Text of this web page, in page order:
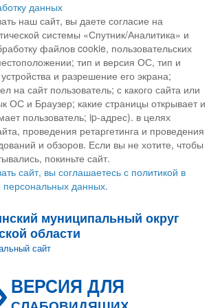
данных
наш сайт, вы даете согласие на
системы «Спутник/Аналитика» и
файлов cookie, пользовательских
тип и версия ОС, тип и
и разрешение его экрана;
на сайт пользователь; с какого сайта или
ОС и Браузер; какие страницы открывает и
пользователь; ip-адрес). в целях
проведения ретаргетинга и проведения
и обзоров. Если вы не хотите, чтобы
покиньте сайт.
сайт, вы соглашаетесь с политикой в
данных.